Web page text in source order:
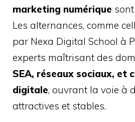
marketing numérique
Les alternances, comme
par Nexa Digital School à
experts maîtrisant des
SEA, réseaux sociaux, et
digitale, ouvrant la voie à
attractives et stables.